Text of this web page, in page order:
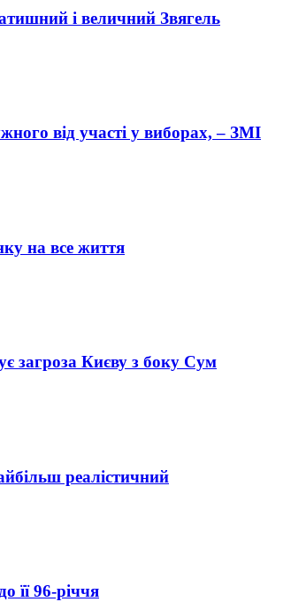
і величний Звягель
від участі у виборах, – ЗМІ
на все життя
загроза Києву з боку Сум
реалістичний
її 96-річчя